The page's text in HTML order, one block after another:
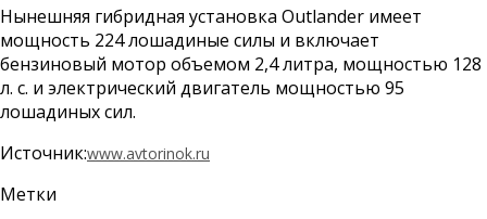
Нынешняя гибридная установка Outlander имеет
мощность 224 лошадиные силы и включает
бензиновый мотор объемом 2,4 литра, мощностью 128
л. с. и электрический двигатель мощностью 95
лошадиных сил.
Источник:www.avtorinok.ru
Метки